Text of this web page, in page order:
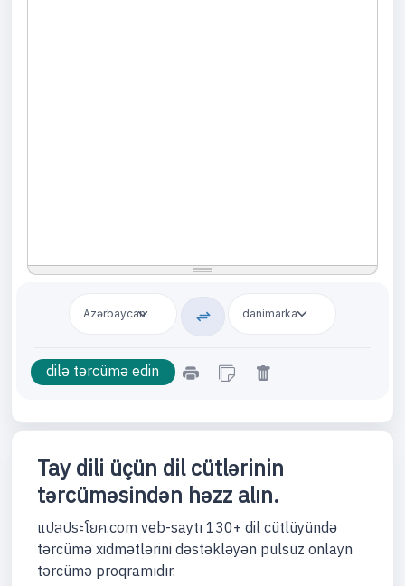
Tay dili üçün dil cütlərinin
tərcüməsindən həzz alın.
แปลประโยค.com veb-saytı 130+ dil cütlüyündə
tərcümə xidmətlərini dəstəkləyən pulsuz onlayn
tərcümə proqramıdır.